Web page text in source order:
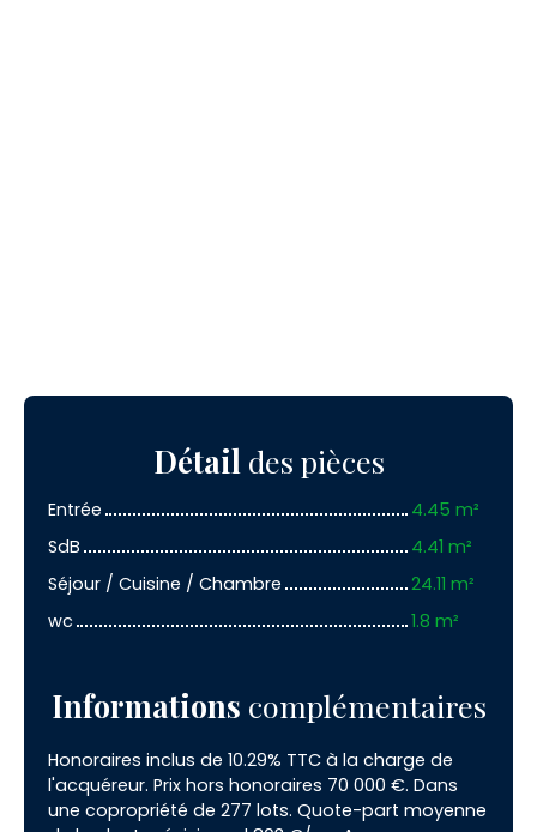
Détail des pièces
Entrée
4.45 m²
SdB
4.41 m²
Séjour / Cuisine / Chambre
24.11 m²
wc
1.8 m²
Informations complémentaires
Honoraires inclus de 10.29% TTC à la charge de
l'acquéreur. Prix hors honoraires 70 000 €. Dans
une copropriété de 277 lots. Quote-part moyenne